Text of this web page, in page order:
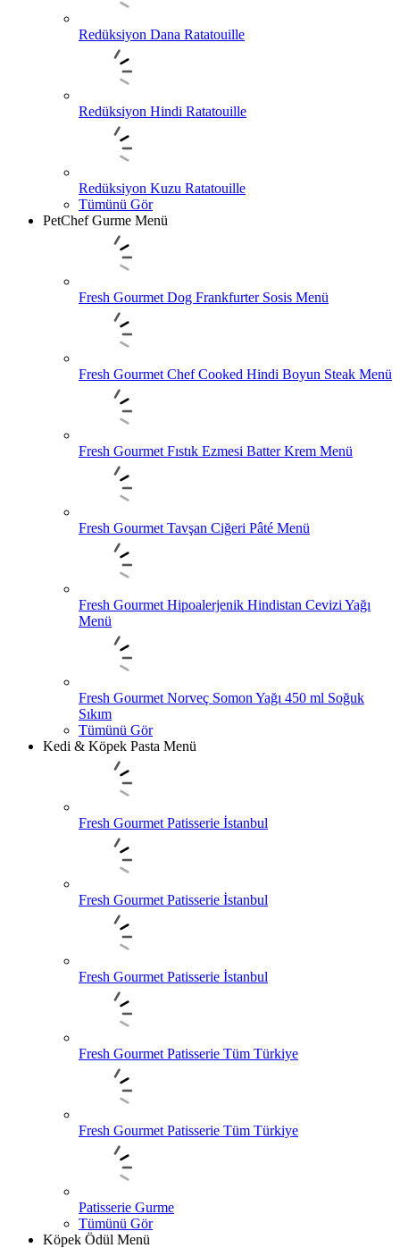
Redüksiyon Dana Ratatouille
Redüksiyon Hindi Ratatouille
Redüksiyon Kuzu Ratatouille
Tümünü Gör
PetChef Gurme Menü
Fresh Gourmet Dog Frankfurter Sosis Menü
Fresh Gourmet Chef Cooked Hindi Boyun Steak Menü
Fresh Gourmet Fıstık Ezmesi Batter Krem Menü
Fresh Gourmet Tavşan Ciğeri Pâté Menü
Fresh Gourmet Hipoalerjenik Hindistan Cevizi Yağı
Menü
Fresh Gourmet Norveç Somon Yağı 450 ml Soğuk
Sıkım
Tümünü Gör
Kedi & Köpek Pasta Menü
Fresh Gourmet Patisserie İstanbul
Fresh Gourmet Patisserie İstanbul
Fresh Gourmet Patisserie İstanbul
Fresh Gourmet Patisserie Tüm Türkiye
Fresh Gourmet Patisserie Tüm Türkiye
Patisserie Gurme
Tümünü Gör
Köpek Ödül Menü